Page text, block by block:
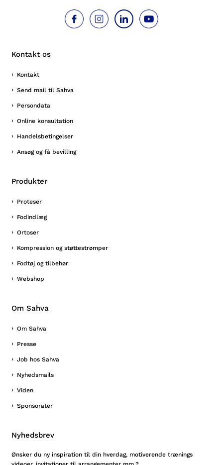
Kontakt os
Kontakt
Send mail til Sahva
Persondata
Online konsultation
Handelsbetingelser
Ansøg og få bevilling
Produkter
Proteser
Fodindlæg
Ortoser
Kompression og støttestrømper
Fodtøj og tilbehør
Webshop
Om Sahva
Om Sahva
Presse
Job hos Sahva
Nyhedsmails
Viden
Sponsorater
Nyhedsbrev
Ønsker du ny inspiration til din hverdag, motiverende trænings